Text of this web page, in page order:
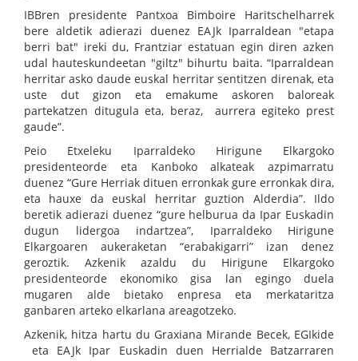
IBBren presidente Pantxoa Bimboire Haritschelharrek
bere aldetik adierazi duenez EAJk Iparraldean "etapa
berri bat" ireki du, Frantziar estatuan egin diren azken
udal hauteskundeetan "giltz" bihurtu baita. “Iparraldean
herritar asko daude euskal herritar sentitzen direnak, eta
uste dut gizon eta emakume askoren baloreak
partekatzen ditugula eta, beraz, aurrera egiteko prest
gaude”.
Peio Etxeleku Iparraldeko Hirigune Elkargoko
presidenteorde eta Kanboko alkateak azpimarratu
duenez “Gure Herriak dituen erronkak gure erronkak dira,
eta hauxe da euskal herritar guztion Alderdia”. Ildo
beretik adierazi duenez “gure helburua da Ipar Euskadin
dugun lidergoa indartzea”, Iparraldeko Hirigune
Elkargoaren aukeraketan “erabakigarri” izan denez
geroztik. Azkenik azaldu du Hirigune Elkargoko
presidenteorde ekonomiko gisa lan egingo duela
mugaren alde bietako enpresa eta merkataritza
ganbaren arteko elkarlana areagotzeko.
Azkenik, hitza hartu du Graxiana Mirande Becek, EGIkide
eta EAJk Ipar Euskadin duen Herrialde Batzarraren